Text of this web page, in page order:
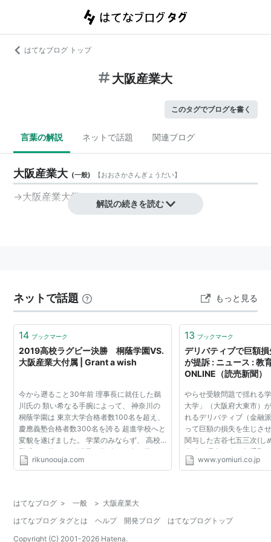
はてなブログ トップ
大阪産業大
このタグでブログを書く
言葉の解説 ネットで話題 関連ブログ
大阪産業大 (一般) 【おおさかさんぎょうだい】
→大阪産業大学
解説の続きを読む
ネットで話題 もっと見る
14 ブックマーク
2019高校ラグビー決勝 桐蔭学園VS.
大阪産業大付属 | Grant a wish
今から遡ること30年前 理事長に就任した鵜
川氏の 類い希なる手腕によって、 神奈川の
桐蔭学園は 東京大学合格者数100名を超え、
慶應義塾合格者数300名を誇る 超進学校へと
変貌を遂げました。 学業のみならず、 高校
野球でも華々しい活躍を遂げ その名を轟かせ
ました。 他のスポーツにおいても 鵜川理事
rikunoouja.com
13 ブックマーク
デリバティブで巨額
が提訴 : ニュース : 教
ONLINE（読売新聞）
やらせ受験問題で揺れる
大学」（大阪府大東市）
れるデリバティブ（金融
って巨額の損失を生じさ
関与した古谷七五三次(し
当時の理事３人を相手取
万円の損害賠償を求める
www.yomiuri.co.jp
はてなブログ > 一般 > 大阪産業大
はてなブログ タグとは
ヘルプ 開発ブログ
はてなブログトップ
Copyright (C) 2001-2026 Hatena.